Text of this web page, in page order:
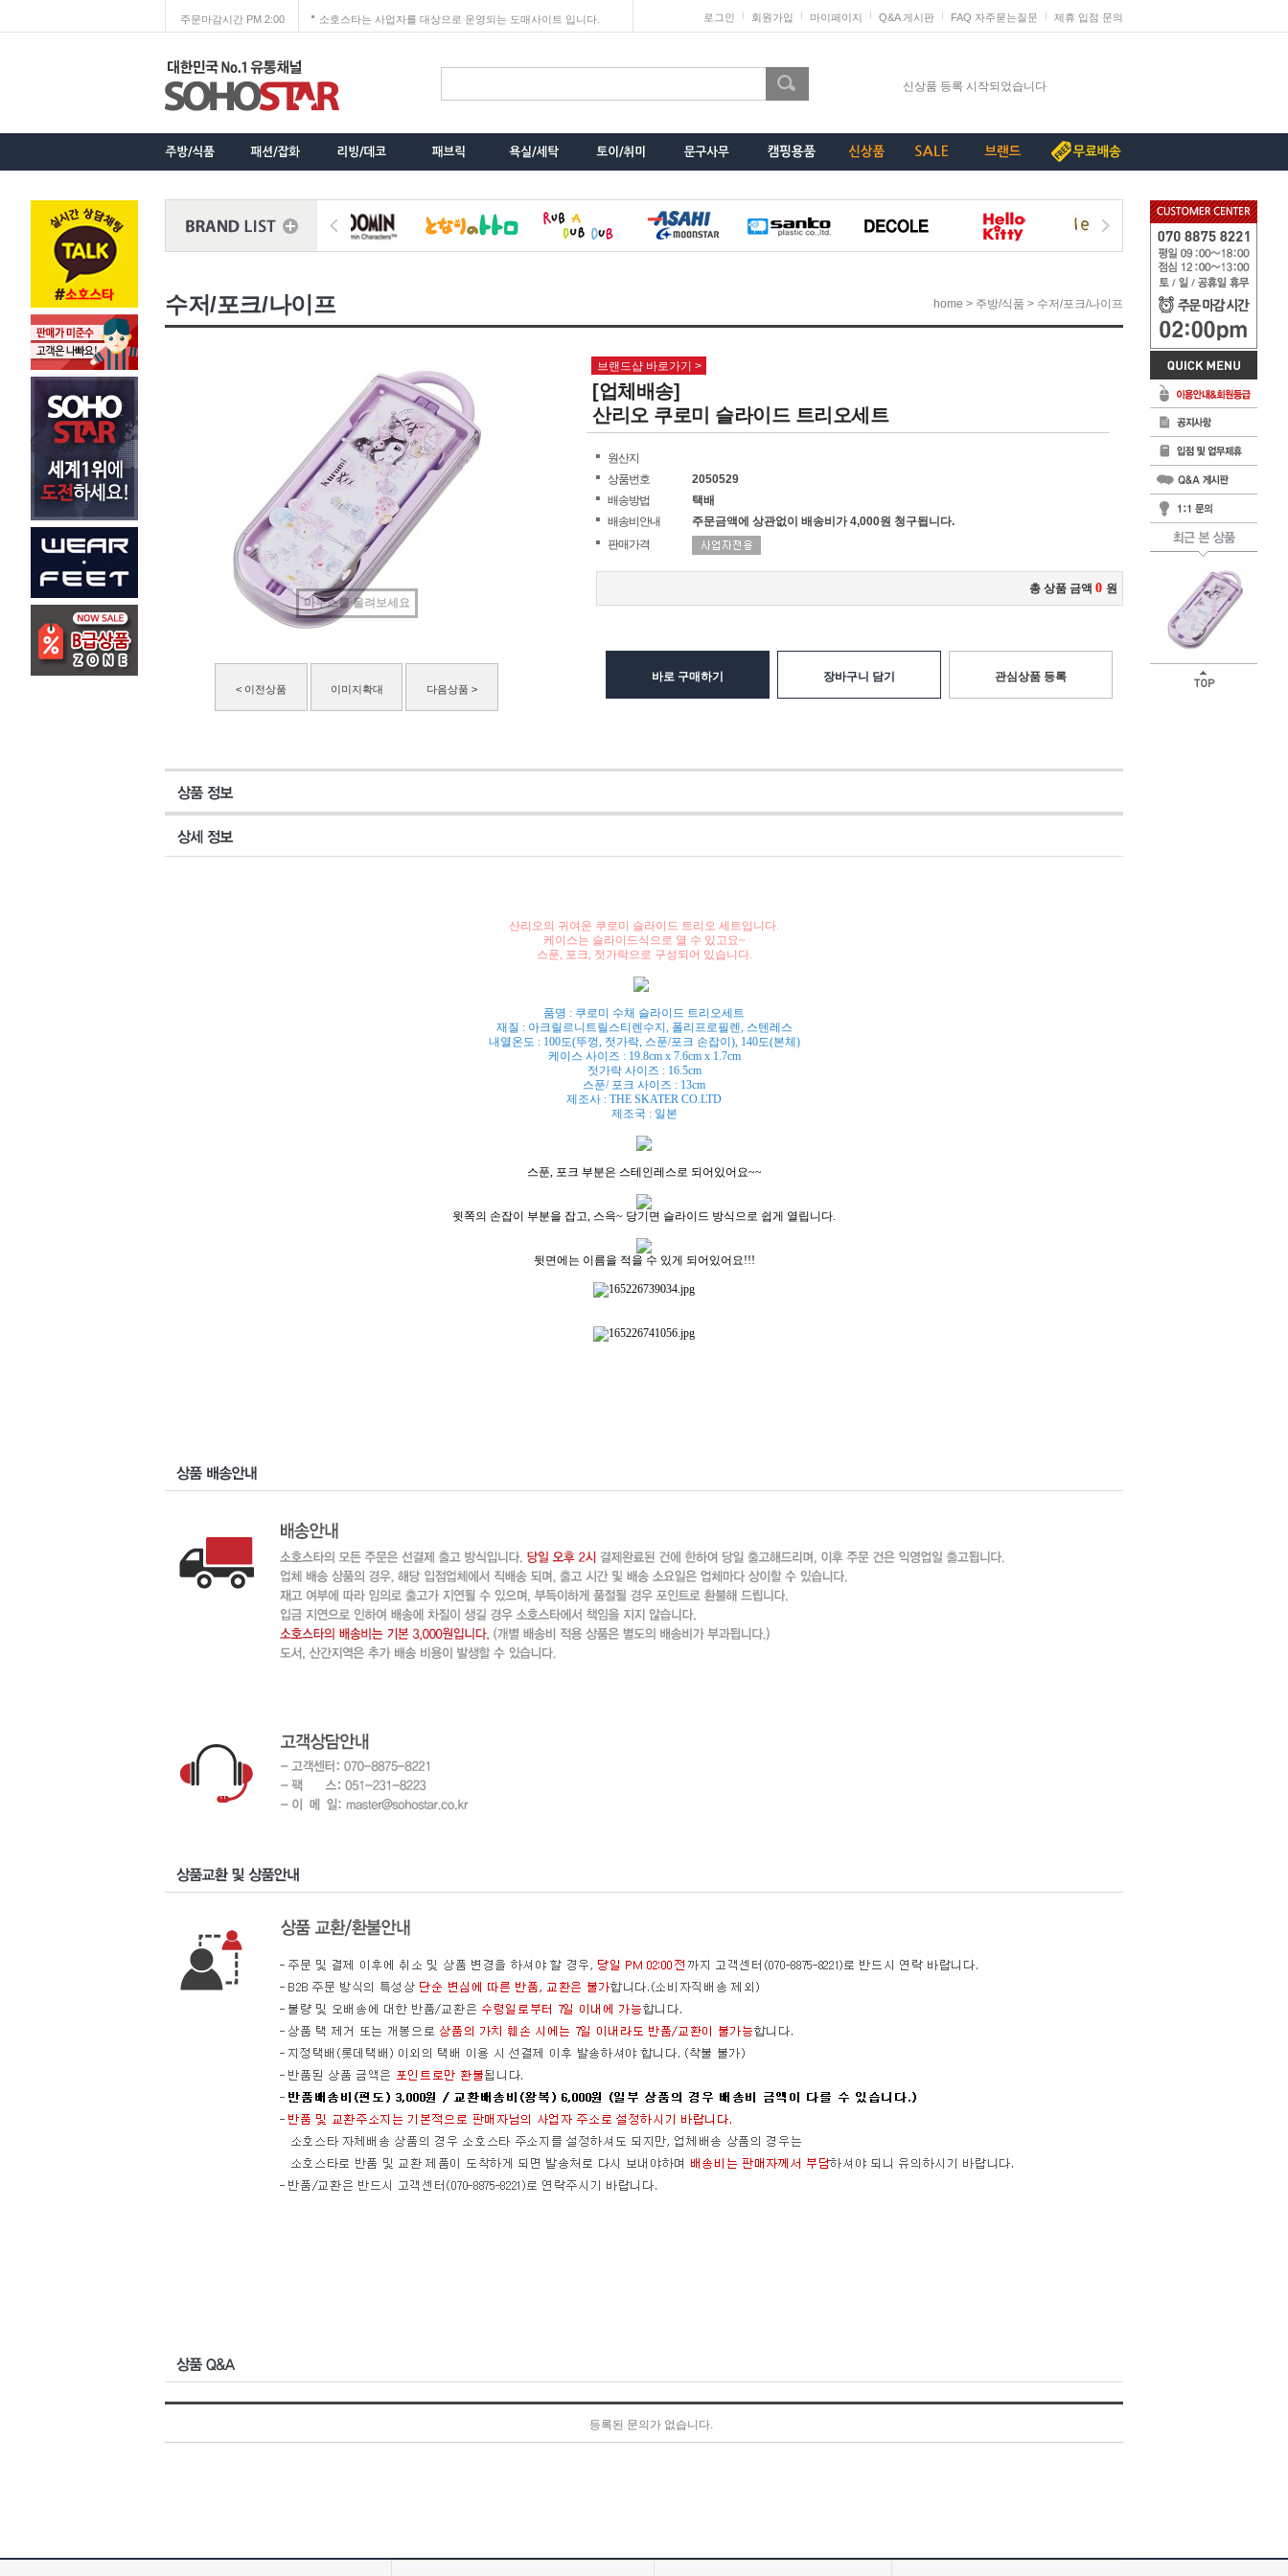
주문마감시간 PM 2:00 소호스타는 사업자를 대상으로 운영되는 도매사이트 입니다. 로그인 회원가입 마이페이지 Q&A 게시판 FAQ 자주묻는질문 제휴 입점 문의
[중요+긴급]특허침해 상품에 대한 삭제요청
신상품 등록 시작되었습니다
계약종료상품(단종) 리스트_230907
수저/포크/나이프 home > 주방/식품 > 수저/포크/나이프
마우스를 올려보세요
< 이전상품 이미지확대 다음상품 >
브랜드샵 바로가기 >
[업체배송]
산리오 쿠로미 슬라이드 트리오세트
원산지
상품번호
2050529
배송방법
택배
배송비안내
주문금액에 상관없이 배송비가 4,000원 청구됩니다.
판매가격
총 상품 금액 0 원
바로 구매하기 장바구니 담기 관심상품 등록
산리오의 귀여운 쿠로미 슬라이드 트리오 세트입니다.
케이스는 슬라이드식으로 열 수 있고요~
스푼, 포크, 젓가락으로 구성되어 있습니다.
품명 : 쿠로미 수채 슬라이드 트리오세트
재질 : 아크릴르니트릴스티렌수지, 폴리프로필렌, 스텐레스
내열온도 : 100도(뚜껑, 젓가락, 스푼/포크 손잡이), 140도(본체)
케이스 사이즈 : 19.8cm x 7.6cm x 1.7cm
젓가락 사이즈 : 16.5cm
스푼/ 포크 사이즈 : 13cm
제조사 : THE SKATER CO.LTD
제조국 : 일본
스푼, 포크 부분은 스테인레스로 되어있어요~~
윗쪽의 손잡이 부분을 잡고, 스윽~ 당기면 슬라이드 방식으로 쉽게 열립니다.
뒷면에는 이름을 적을 수 있게 되어있어요!!!
등록된 문의가 없습니다.